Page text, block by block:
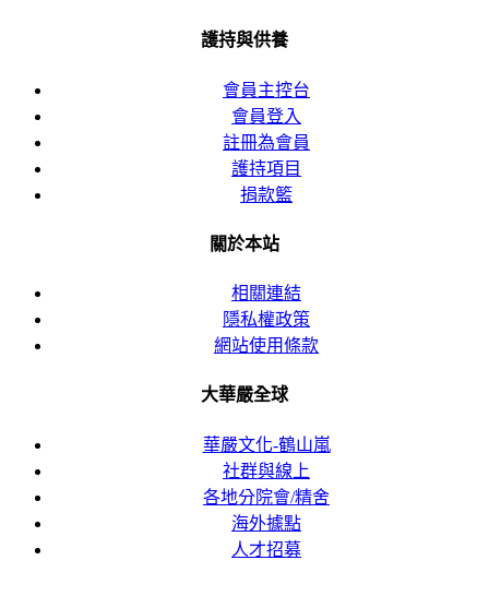
護持與供養
會員主控台
會員登入
註冊為會員
護持項目
捐款籃
關於本站
相關連結
隱私權政策
網站使用條款
大華嚴全球
華嚴文化-鶴山嵐
社群與線上
各地分院會/精舍
海外據點
人才招募